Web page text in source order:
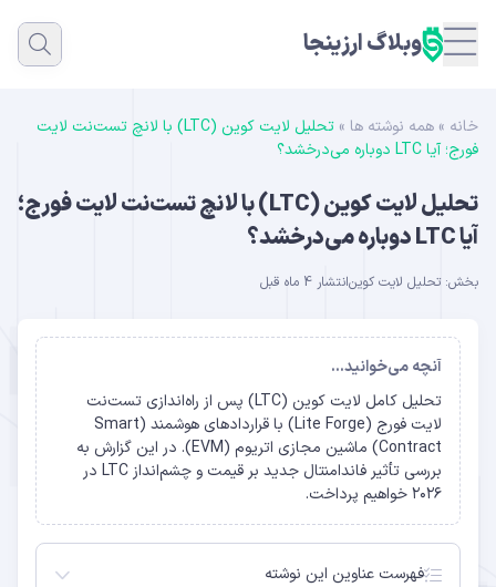
وبلاگ ارزینجا
خانه » همه نوشته ها »
تحلیل لایت‌ کوین (LTC) با لانچ تست‌نت لایت‌
فورج؛ آیا LTC دوباره می‌درخشد؟
تحلیل لایت‌ کوین (LTC) با لانچ تست‌نت لایت‌ فورج؛
آیا LTC دوباره می‌درخشد؟
بخش: تحلیل لایت کوینانتشار 4 ماه قبل
آنچه می‌خوانید...
تحلیل کامل لایت ‌کوین (LTC) پس از راه‌اندازی تست‌نت
لایت فورج (Lite Forge) با قراردادهای هوشمند (Smart
Contract) ماشین مجازی اتریوم (EVM). در این گزارش به
بررسی تأثیر فاندامنتال جدید بر قیمت و چشم‌انداز LTC در
۲۰۲۶ خواهیم پرداخت.
فهرست عناوین این نوشته